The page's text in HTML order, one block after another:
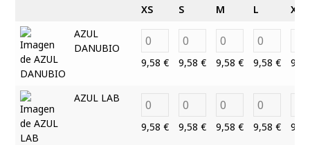
XS S M L
XL
AZUL
DANUBIO
9,58 € 9,58 € 9,58 € 9,58 €
AZUL LAB
9,58 € 9,58 € 9,58 € 9,58 €